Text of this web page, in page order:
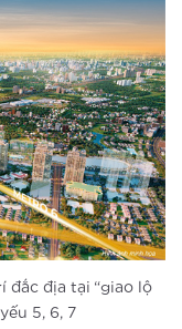
đắc địa tại “giao lộ
5, 6, 7
gian Á Đông
Tây Hà Nội
tiện ích cảnh